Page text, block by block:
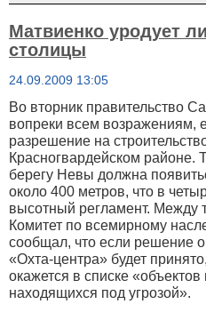
Матвиенко уродует
столицы
24.09.2009 13:05
Во вторник правительство
вопреки всем возражениям,
разрешение на
Красногвардейском районе.
берегу Невы должна
около 400 метров, что в
высотный регламент. Между
Комитет по всемирному
сообщал, что если решение
«Охта-центра» будет
окажется в списке
находящихся под угрозой».